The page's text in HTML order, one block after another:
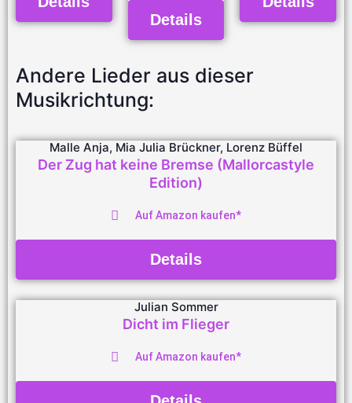
Details
Andere Lieder aus dieser
Musikrichtung:
Malle Anja, Mia Julia Brückner, Lorenz Büffel
Der Zug hat keine Bremse (Mallorcastyle
Edition)
Auf Amazon kaufen*
Details
Julian Sommer
Dicht im Flieger
Auf Amazon kaufen*